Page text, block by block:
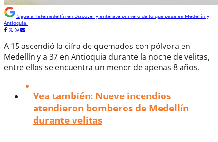
Sigue a Telemedellín en Discover y entérate primero de lo que pasa en Medellín y
Antioquia.
A 15 ascendió la cifra de quemados con pólvora en
Medellín y a 37 en Antioquia durante la noche de velitas,
entre ellos se encuentra un menor de apenas 8 años.
Vea también: Nueve incendios
atendieron bomberos de Medellín
durante velitas